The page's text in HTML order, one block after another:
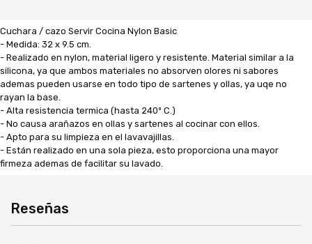
Cuchara / cazo Servir Cocina Nylon Basic
- Medida: 32 x 9.5 cm.
- Realizado en nylon, material ligero y resistente. Material similar a la
silicona, ya que ambos materiales no absorven olores ni sabores
ademas pueden usarse en todo tipo de sartenes y ollas, ya uqe no
rayan la base.
- Alta resistencia termica (hasta 240º C.)
- No causa arañazos en ollas y sartenes al cocinar con ellos.
- Apto para su limpieza en el lavavajillas.
- Están realizado en una sola pieza, esto proporciona una mayor
firmeza ademas de facilitar su lavado.
Reseñas